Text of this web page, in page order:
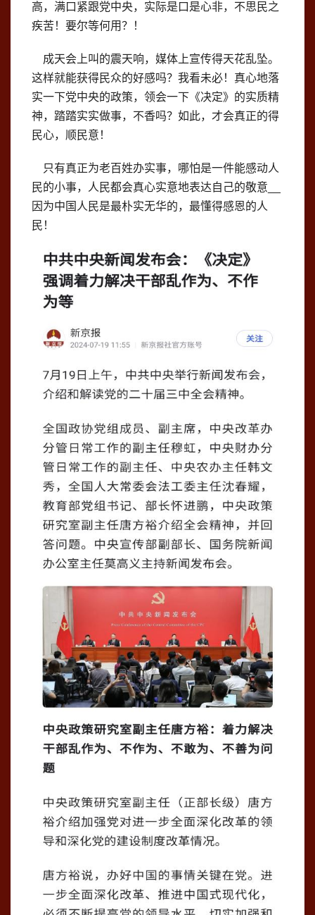
高，满口紧跟党中央，实际是口是心非，不思民之
疾苦！要尔等何用？！
成天会上叫的震天响，媒体上宣传得天花乱坠。
这样就能获得民众的好感吗？我看未必！真心地落
实一下党中央的政策，领会一下《决定》的实质精
神，踏踏实实做事，不香吗？如此，才会真正的得
民心，顺民意！
只有真正为老百姓办实事，哪怕是一件能感动人
民的小事，人民都会真心实意地表达自己的敬意__
因为中国人民是最朴实无华的，最懂得感恩的人
民！